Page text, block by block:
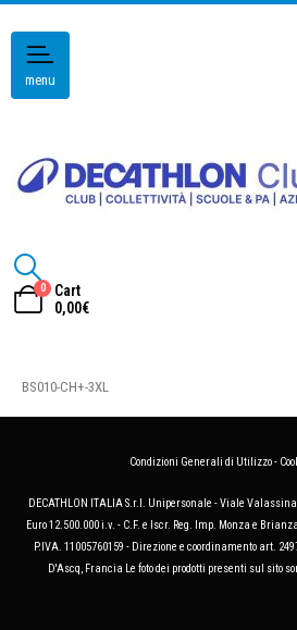
menu
0
Cart
0,00€
BS010-CH+-3XL
Condizioni Generali di Utilizzo-
DECATHLON ITALIA S.r.l. Unipersonale - Viale
Euro 12.500.000 i.v. - C.F. e Iscr. Reg. Imp. Monza e
P.IVA. 11005760159 - Direzione e coordinamento art.
D'Ascq, Francia Le foto dei prodotti presenti sul sito